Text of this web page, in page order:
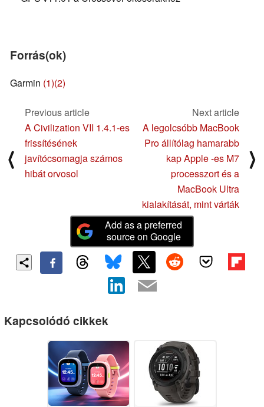
Forrás(ok)
Garmin (1)(2)
⟨
Previous article
A Civilization VII 1.4.1-es
frissítésének
javítócsomagja számos
hibát orvosol
Next article
A legolcsóbb MacBook
Pro állítólag hamarabb
kap Apple -es M7
processzort és a
MacBook Ultra
kialakítását, mint várták
⟩
Add as a preferred
source on Google
Kapcsolódó cikkek